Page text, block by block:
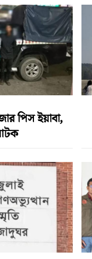
পিস ইয়াবা,
আটক